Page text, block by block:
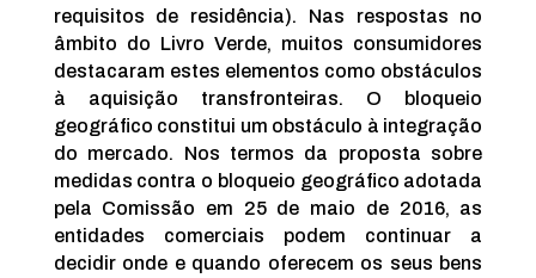
requisitos de residência). Nas respostas no
âmbito do Livro Verde, muitos consumidores
destacaram estes elementos como obstáculos
à aquisição transfronteiras. O bloqueio
geográfico constitui um obstáculo à integração
do mercado. Nos termos da proposta sobre
medidas contra o bloqueio geográfico adotada
pela Comissão em 25 de maio de 2016, as
entidades comerciais podem continuar a
decidir onde e quando oferecem os seus bens